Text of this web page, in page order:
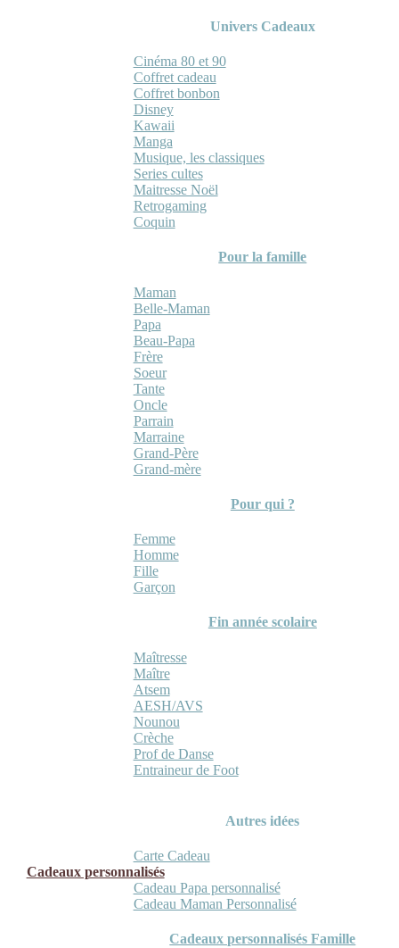
Univers Cadeaux
Cinéma 80 et 90
Coffret cadeau
Coffret bonbon
Disney
Kawaii
Manga
Musique, les classiques
Series cultes
Maitresse Noël
Retrogaming
Coquin
Pour la famille
Maman
Belle-Maman
Papa
Beau-Papa
Frère
Soeur
Tante
Oncle
Parrain
Marraine
Grand-Père
Grand-mère
Pour qui ?
Femme
Homme
Fille
Garçon
Fin année scolaire
Maîtresse
Maître
Atsem
AESH/AVS
Nounou
Crèche
Prof de Danse
Entraineur de Foot
Autres idées
Carte Cadeau
Cadeaux personnalisés
Cadeau Papa personnalisé
Cadeau Maman Personnalisé
Cadeaux personnalisés Famille